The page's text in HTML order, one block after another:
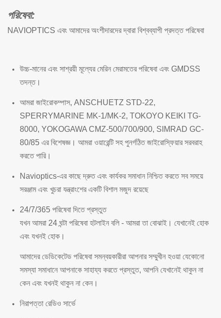
পরিষেবা:
NAVIOPTICS এবং আমাদের অংশীদারদের দ্বারা বিশ্বব্যাপী প্রদত্ত পরিষেবা
উচ্চ-মানের এবং সাশ্রয়ী মূল্যের মেরিন মেরামতের পরিষেবা এবং GMDSS
তদন্ত।
আমরা জাইরোকম্পাস, ANSCHUETZ STD-22,
SPERRYMARINE MK-1/MK-2, TOKOYO KEIKI TG-
8000, YOKOGAWA CMZ-500/700/900, SIMRAD GC-
80/85 এর বিশেষজ্ঞ। আমরা ওয়ারেন্টি সহ পুনর্গঠিত জাইরোস্ফিয়ার সরবরাহ
করতে পারি।
Navioptics-এর কাছে দ্রুত এবং কার্যকর সমাধান নিশ্চিত করতে সব সময়ে
সরঞ্জাম এবং খুচরা যন্ত্রাংশের একটি বিশাল মজুদ রয়েছে
24/7/365 পরিষেবা দিতে প্রস্তুত
যখন আমরা 24 ঘন্টা পরিষেবা হটলাইন বলি - আমরা তা বোঝাই। যেখানেই হোক
এবং যখনই হোক।
আমাদের ডেডিকেটেড পরিষেবা সমন্বয়কারীরা আপনার সম্মুখীন হওয়া যেকোনো
সমস্যা সমাধানে আপনাকে সাহায্য করতে প্রস্তুত, আপনি যেখানেই থাকুন না
কেন এবং যখনই থাকুন না কেন।
নিরাপত্তা রেডিও সার্ভে